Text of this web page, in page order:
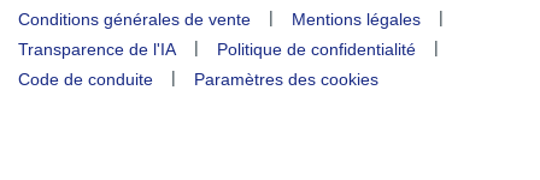
Conditions générales de vente
| Mentions légales
|
Transparence de l'IA
| Politique de confidentialité
|
Code de conduite
| Paramètres des cookies